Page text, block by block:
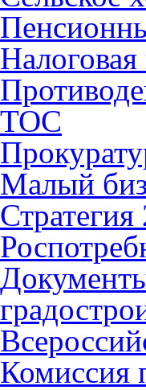
ТОС
Малый
Стратегия
Комиссия